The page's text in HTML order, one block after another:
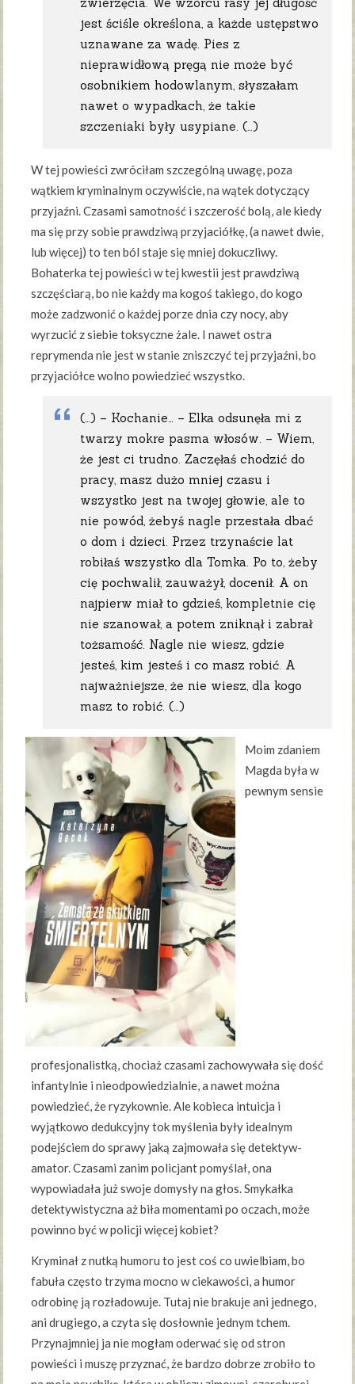
jest ściśle określona, a każde ustępstwo
uznawane za wadę. Pies z
nieprawidłową pręgą nie może być
osobnikiem hodowlanym, słyszałam
nawet o wypadkach, że takie
szczeniaki były usypiane. (…)
W tej powieści zwróciłam szczególną uwagę, poza
wątkiem kryminalnym oczywiście, na wątek dotyczący
przyjaźni. Czasami samotność i szczerość bolą, ale kiedy
ma się przy sobie prawdziwą przyjaciółkę, (a nawet dwie,
lub więcej) to ten ból staje się mniej dokuczliwy.
Bohaterka tej powieści w tej kwestii jest prawdziwą
szczęściarą, bo nie każdy ma kogoś takiego, do kogo
może zadzwonić o każdej porze dnia czy nocy, aby
wyrzucić z siebie toksyczne żale. I nawet ostra
reprymenda nie jest w stanie zniszczyć tej przyjaźni, bo
przyjaciółce wolno powiedzieć wszystko.
(…) – Kochanie… – Elka odsunęła mi z
twarzy mokre pasma włosów. – Wiem,
że jest ci trudno. Zaczęłaś chodzić do
pracy, masz dużo mniej czasu i
wszystko jest na twojej głowie, ale to
nie powód, żebyś nagle przestała dbać
o dom i dzieci. Przez trzynaście lat
robiłaś wszystko dla Tomka. Po to, żeby
cię pochwalił, zauważył, docenił. A on
najpierw miał to gdzieś, kompletnie cię
nie szanował, a potem zniknął i zabrał
tożsamość. Nagle nie wiesz, gdzie
jesteś, kim jesteś i co masz robić. A
najważniejsze, że nie wiesz, dla kogo
masz to robić. (…)
Moim zdaniem
Magda była w
pewnym sensie
profesjonalistką, chociaż czasami zachowywała się dość
infantylnie i nieodpowiedzialnie, a nawet można
powiedzieć, że ryzykownie. Ale kobieca intuicja i
wyjątkowo dedukcyjny tok myślenia były idealnym
podejściem do sprawy jaką zajmowała się detektyw-
amator. Czasami zanim policjant pomyślał, ona
wypowiadała już swoje domysły na głos. Smykałka
detektywistyczna aż biła momentami po oczach, może
powinno być w policji więcej kobiet?
Kryminał z nutką humoru to jest coś co uwielbiam, bo
fabuła często trzyma mocno w ciekawości, a humor
odrobinę ją rozładowuje. Tutaj nie brakuje ani jednego,
ani drugiego, a czyta się dosłownie jednym tchem.
Przynajmniej ja nie mogłam oderwać się od stron
powieści i muszę przyznać, że bardzo dobrze zrobiło to